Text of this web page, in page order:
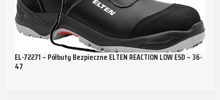
EL-72271 – Półbuty Bezpieczne ELTEN REACTION LOW ESD – 36-
47